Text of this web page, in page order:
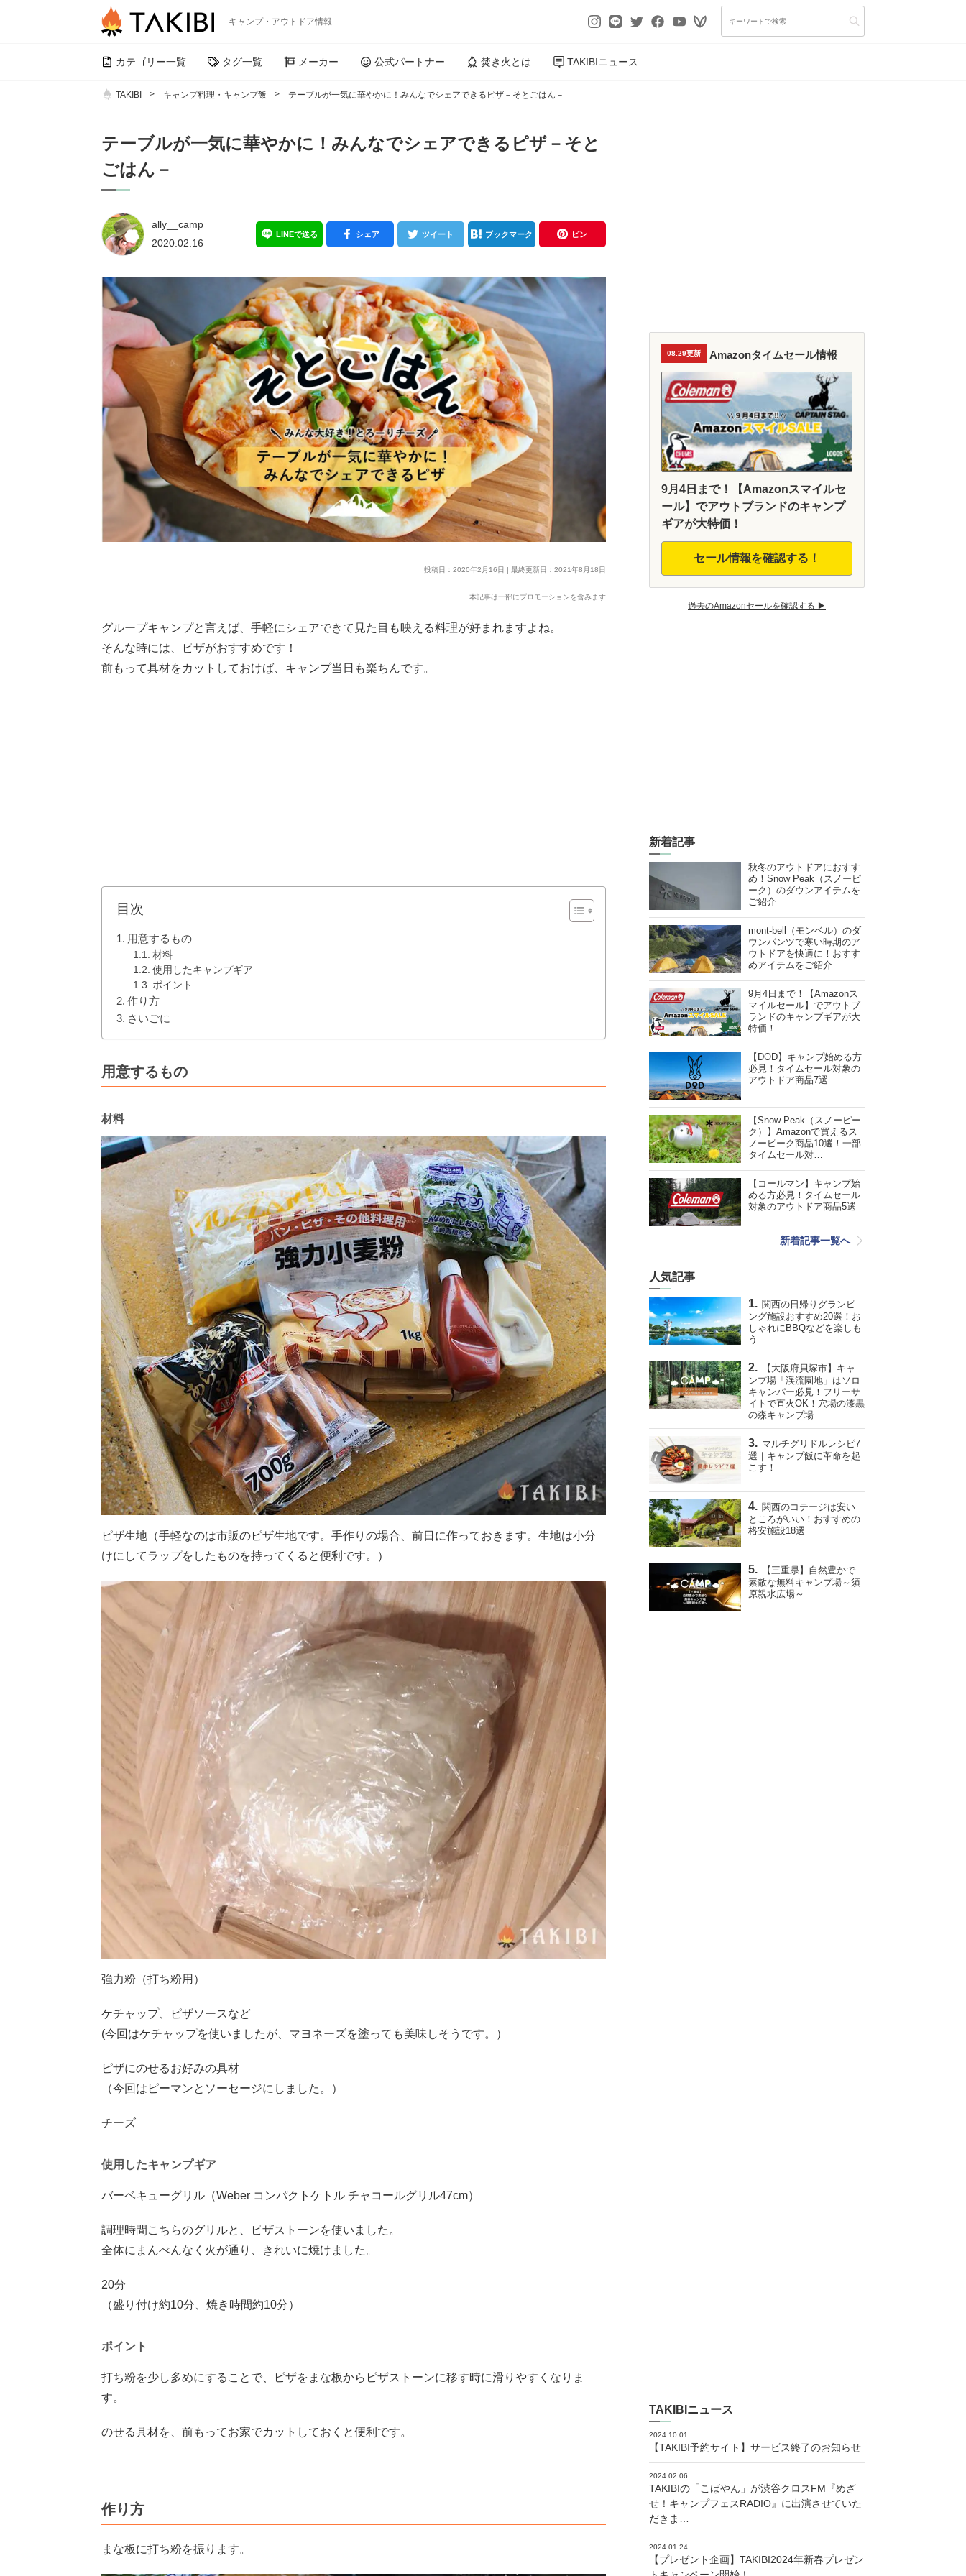
キャンプ・アウトドア情報
カテゴリー一覧 タグ一覧 メーカー 公式パートナー 焚き火とは TAKIBIニュース
TAKIBI キャンプ料理・キャンプ飯 テーブルが一気に華やかに！みんなでシェアできるピザ－そとごはん－
テーブルが一気に華やかに！みんなでシェアできるピザ－そと
ごはん－
ally__camp
2020.02.16
LINEで送る シェア ツイート ブックマーク ピン
投稿日：2020年2月16日 | 最終更新日：2021年8月18日
本記事は一部にプロモーションを含みます
グループキャンプと言えば、手軽にシェアできて見た目も映える料理が好まれますよね。
そんな時には、ピザがおすすめです！
前もって具材をカットしておけば、キャンプ当日も楽ちんです。
目次
用意するもの
材料
使用したキャンプギア
ポイント
作り方
さいごに
用意するもの
材料
ピザ生地（手軽なのは市販のピザ生地です。手作りの場合、前日に作っておきます。生地は小分
けにしてラップをしたものを持ってくると便利です。）
強力粉（打ち粉用）
ケチャップ、ピザソースなど
(今回はケチャップを使いましたが、マヨネーズを塗っても美味しそうです。）
ピザにのせるお好みの具材
（今回はピーマンとソーセージにしました。）
チーズ
使用したキャンプギア
バーベキューグリル（Weber コンパクトケトル チャコールグリル47cm）
調理時間こちらのグリルと、ピザストーンを使いました。
全体にまんべんなく火が通り、きれいに焼けました。
20分
（盛り付け約10分、焼き時間約10分）
ポイント
打ち粉を少し多めにすることで、ピザをまな板からピザストーンに移す時に滑りやすくなりま
す。
のせる具材を、前もってお家でカットしておくと便利です。
作り方
まな板に打ち粉を振ります。
08.29更新 Amazonタイムセール情報
9月4日まで！【Amazonスマイルセ
ール】でアウトブランドのキャンプ
ギアが大特価！
セール情報を確認する！
過去のAmazonセールを確認する ▶︎
新着記事
秋冬のアウトドアにおすす
め！Snow Peak（スノーピ
ーク）のダウンアイテムを
ご紹介
mont-bell（モンベル）のダ
ウンパンツで寒い時期のア
ウトドアを快適に！おすす
めアイテムをご紹介
9月4日まで！【Amazonス
マイルセール】でアウトブ
ランドのキャンプギアが大
特価！
【DOD】キャンプ始める方
必見！タイムセール対象の
アウトドア商品7選
【Snow Peak（スノーピー
ク）】Amazonで買えるス
ノーピーク商品10選！一部
タイムセール対…
【コールマン】キャンプ始
める方必見！タイムセール
対象のアウトドア商品5選
新着記事一覧へ
人気記事
関西の日帰りグランピ
ング施設おすすめ20選！お
しゃれにBBQなどを楽しも
う
【大阪府貝塚市】キャ
ンプ場「渓流園地」はソロ
キャンパー必見！フリーサ
イトで直火OK！穴場の漆黒
の森キャンプ場
マルチグリドルレシピ7
選｜キャンプ飯に革命を起
こす！
関西のコテージは安い
ところがいい！おすすめの
格安施設18選
【三重県】自然豊かで
素敵な無料キャンプ場～須
原親水広場～
TAKIBIニュース
2024.10.01
【TAKIBI予約サイト】サービス終了のお知らせ
2024.02.06
TAKIBIの「こばやん」が渋谷クロスFM『めざ
せ！キャンプフェスRADIO』に出演させていた
だきま…
2024.01.24
【プレゼント企画】TAKIBI2024年新春プレゼン